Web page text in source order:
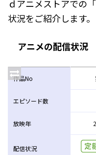
ｄアニメストアでの
状況をご紹介します。
アニメの配信状況
作品No
エピソード数
放映年
配信状況